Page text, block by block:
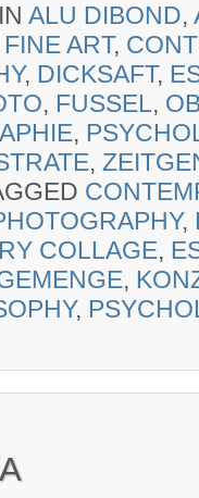
ALU DIBOND,
ART,
, DICKSAFT,
, FUSSEL,
,
,
,
COLLAGE,
,
,